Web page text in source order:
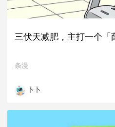
三伏天减肥，主打一个「
条漫
卜卜